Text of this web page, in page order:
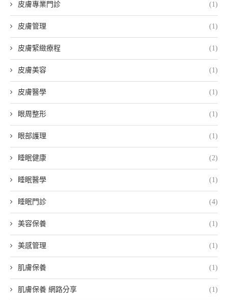
皮膚專業門診 (1)
皮膚管理 (1)
皮膚緊緻療程 (1)
皮膚美容 (1)
皮膚醫學 (1)
眼周整形 (1)
眼部護理 (1)
睡眠健康 (2)
睡眠醫學 (1)
睡眠門診 (4)
美容保養 (1)
美感管理 (1)
肌膚保養 (1)
肌膚保養 網路分享 (1)